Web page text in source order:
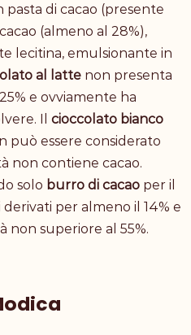
pasta di cacao (presente
(almeno al 28%),
lecitina, emulsionante in
al latte non presenta
e ovviamente ha
Il cioccolato bianco
può essere considerato
non contiene cacao.
solo burro di cacao per il
per almeno il 14% e
superiore al 55%.